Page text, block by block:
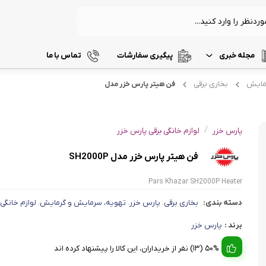
زودپز
آون توستر
مولتی کوکر
اجاق گاز
پلوپز
تستر نان
زودپز
سرخ کن
گریل
مایکروویو
نوشیدنی ساز
چای ساز
آسیاب
لوازم
آذر تهویه
آریته
آوکس Awox
آیسن
انرژی
مجله خبری
راهنما لوازم خانگی
دفترچه راهنما فیلیپس
راهنمای خرید لوازم خانگی
آموزش و عیب یابی لوازم خانگی
پیگیری سفارشات تماس با ما
بخاری برقی
فن هیتر پارس خزر مدل
پارس خزر / لوازم خانگی برقی پارس خزر
فن هیتر پارس خزر مدل SH2000P
Pars Khazar SH2000P Heater
دسته بندی: بخاری برقی، پارس خزر، تهویه، سرمایش و گرمایش، لوازم
برند : پارس خزر
50% (13) نفر از خریداران، این کالا را پیشنهاد کرده اند